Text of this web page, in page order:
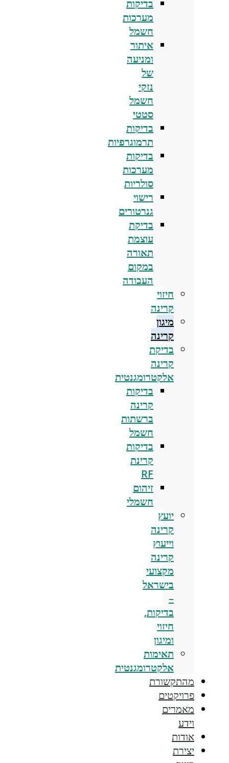
בדיקות
מערכות
חשמל
איתור
ומניעה
של
נזקי
חשמל
סטטי
בדיקות
תרמוגרפיות
בדיקות
מערכות
סולריות
רישוי
גנרטורים
בדיקת
עוצמת
תאורה
במקום
העבודה
חיזוי
קרינה
מיגון
קרינה
בדיקת
קרינה
אלקטרומגנטית
בדיקות
קרינה
ברשתות
חשמל
בדיקות
קרינת
RF
זיהום
חשמלי
יועץ
קרינה
וייעוץ
קרינה
מקצועי
בישראל
–
בדיקות,
חיזוי
ומיגון
תאימות
אלקטרומגנטית
מהתקשורת
פרויקטים
מאמרים
וידע
אודות
יצירת